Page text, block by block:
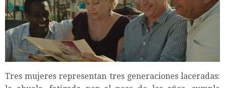
Tres mujeres representan tres generaciones laceradas: